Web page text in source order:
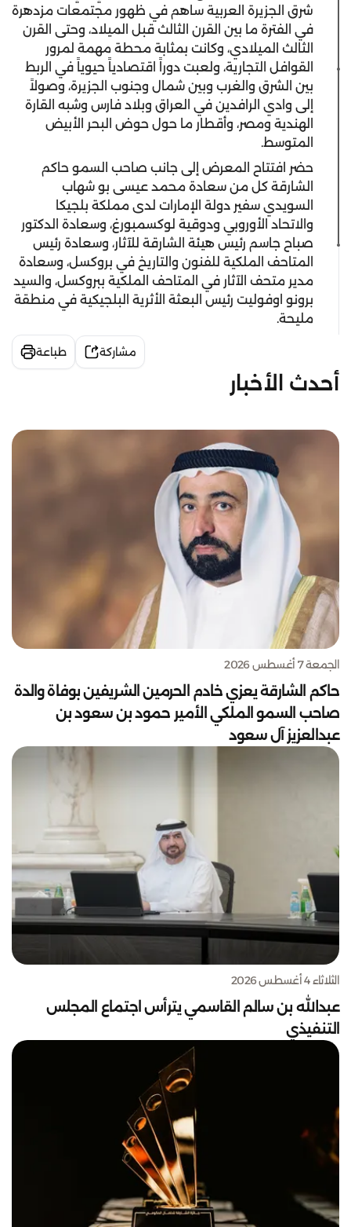
شرق الجزيرة العربية ساهم في ظهور مجتمعات مزدهرة
في الفترة ما بين القرن الثالث قبل الميلاد، وحتى القرن
الثالث الميلادي، وكانت بمثابة محطة مهمة لمرور
القوافل التجارية، ولعبت دوراً اقتصادياً حيوياً في الربط
بين الشرق والغرب وبين شمال وجنوب الجزيرة، وصولاً
إلى وادي الرافدين في العراق وبلاد فارس وشبه القارة
الهندية ومصر، وأقطار ما حول حوض البحر الأبيض
المتوسط.
حضر افتتاح المعرض إلى جانب صاحب السمو حاكم
الشارقة كل من سعادة محمد عيسى بو شهاب
السويدي سفير دولة الإمارات لدى مملكة بلجيكا
والاتحاد الأوروبي ودوقية لوكسمبورغ، وسعادة الدكتور
صباح جاسم رئيس هيئة الشارقة للآثار، وسعادة رئيس
المتاحف الملكية للفنون والتاريخ في بروكسل، وسعادة
مدير متحف الآثار في المتاحف الملكية ببروكسل، والسيد
برونو اوفوليت رئيس البعثة الأثرية البلجيكية في منطقة
مليحة.
مشاركة طباعة
أحدث الأخبار
الجمعة 7 أغسطس 2026
حاكم الشارقة يعزي خادم الحرمين الشريفين بوفاة والدة
صاحب السمو الملكي الأمير حمود بن سعود بن
عبدالعزيز آل سعود
الثلاثاء 4 أغسطس 2026
عبدالله بن سالم القاسمي يترأس اجتماع المجلس
التنفيذي